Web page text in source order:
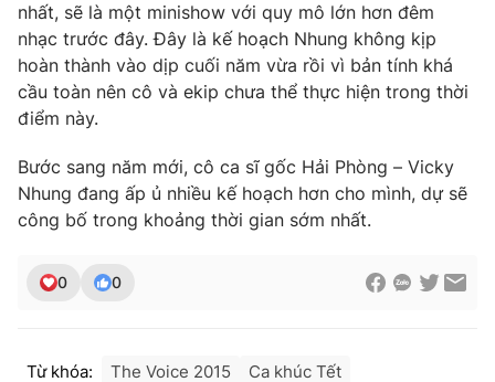
Cơ quan chủ quản:Đài Truyền hình Việt Nam
Cơ quan báo chí:Thời báo VTV
Giấy phép hoạt động báo in và báo điện tử số 483/GP-BTTTT
cấp ngày 29/12/2023
Tổng Biên tập:Vũ Thanh Thủy
Phó Tổng Biên tập:Nguyễn Thị Mỹ Hạnh, Phạm Quốc Thắng,
Nguyễn Trọng Ninh
Ðiện thoại Thời báo VTV:
nhất, sẽ là một minishow với quy mô lớn hơn đêm
nhạc trước đây. Đây là kế hoạch Nhung không kịp
hoàn thành vào dịp cuối năm vừa rồi vì bản tính khá
cầu toàn nên cô và ekip chưa thể thực hiện trong thời
điểm này.
Bước sang năm mới, cô ca sĩ gốc Hải Phòng – Vicky
Nhung đang ấp ủ nhiều kế hoạch hơn cho mình, dự sẽ
công bố trong khoảng thời gian sớm nhất.
0 0
Từ khóa: The Voice 2015 Ca khúc Tết